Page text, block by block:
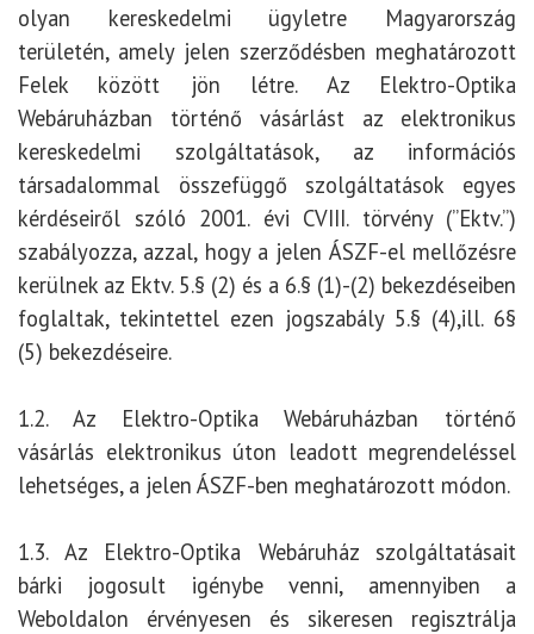
olyan kereskedelmi ügyletre Magyarország
területén, amely jelen szerződésben meghatározott
Felek között jön létre. Az Elektro-Optika
Webáruházban történő vásárlást az elektronikus
kereskedelmi szolgáltatások, az információs
társadalommal összefüggő szolgáltatások egyes
kérdéseiről szóló 2001. évi CVIII. törvény (”Ektv.”)
szabályozza, azzal, hogy a jelen ÁSZF-el mellőzésre
kerülnek az Ektv. 5.§ (2) és a 6.§ (1)-(2) bekezdéseiben
foglaltak, tekintettel ezen jogszabály 5.§ (4),ill. 6§
(5) bekezdéseire.
1.2. Az Elektro-Optika Webáruházban történő
vásárlás elektronikus úton leadott megrendeléssel
lehetséges, a jelen ÁSZF-ben meghatározott módon.
1.3. Az Elektro-Optika Webáruház szolgáltatásait
bárki jogosult igénybe venni, amennyiben a
Weboldalon érvényesen és sikeresen regisztrálja